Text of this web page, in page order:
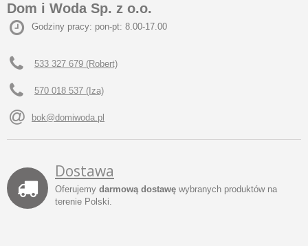
Dom i Woda Sp. z o.o.
Godziny pracy: pon-pt: 8.00-17.00
533 327 679 (Robert)
570 018 537 (Iza)
bok@domiwoda.pl
Dostawa
Oferujemy darmową dostawę wybranych produktów na
terenie Polski.